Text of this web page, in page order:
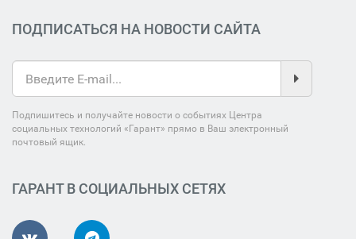
ПОДПИСАТЬСЯ НА НОВОСТИ САЙТА
Подпишитесь и получайте новости о событиях Центра
социальных технологий «Гарант» прямо в Ваш электронный
почтовый ящик.
ГАРАНТ В СОЦИАЛЬНЫХ СЕТЯХ